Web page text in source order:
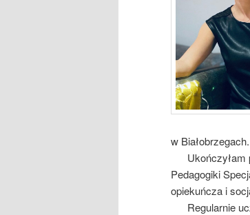
w Białobrzegach.
Ukończyłam
Pedagogiki
opiekuńcza i
Regularnie